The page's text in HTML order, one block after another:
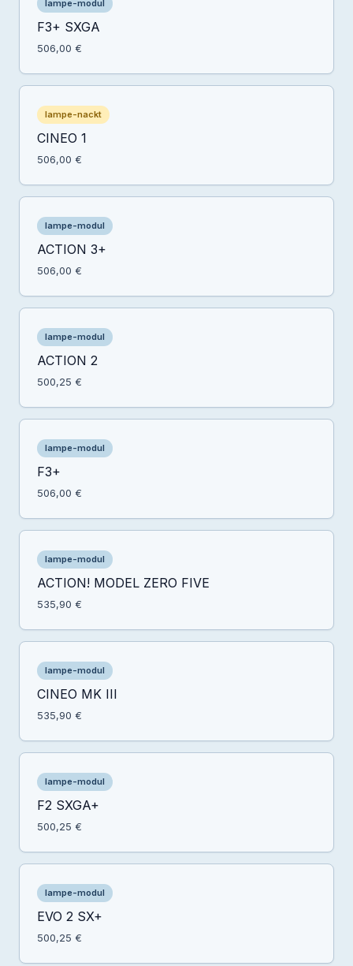
lampe-modul
F3+ SXGA
506,00 €
lampe-nackt
CINEO 1
506,00 €
lampe-modul
ACTION 3+
506,00 €
lampe-modul
ACTION 2
500,25 €
lampe-modul
F3+
506,00 €
lampe-modul
ACTION! MODEL ZERO FIVE
535,90 €
lampe-modul
CINEO MK III
535,90 €
lampe-modul
F2 SXGA+
500,25 €
lampe-modul
EVO 2 SX+
500,25 €